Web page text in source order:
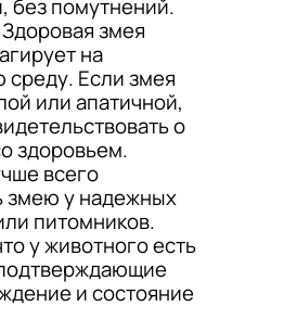
без помутнений.
змея
на
Если змея
или апатичной,
о
здоровьем.
всего
змею у надежных
питомников.
у животного есть
и состояние